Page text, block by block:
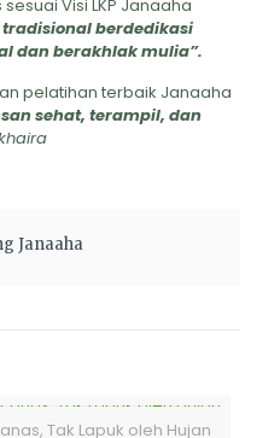
Visi LKP Janaaha
berdedikasi
dan berakhlak mulia”.
pelatihan terbaik Janaaha
sehat, terampil, dan
Janaaha
Tak Lapuk oleh Hujan